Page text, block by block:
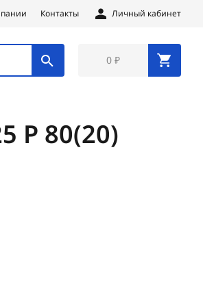
Контакты Личный кабинет
0 ₽
Р 80(20)